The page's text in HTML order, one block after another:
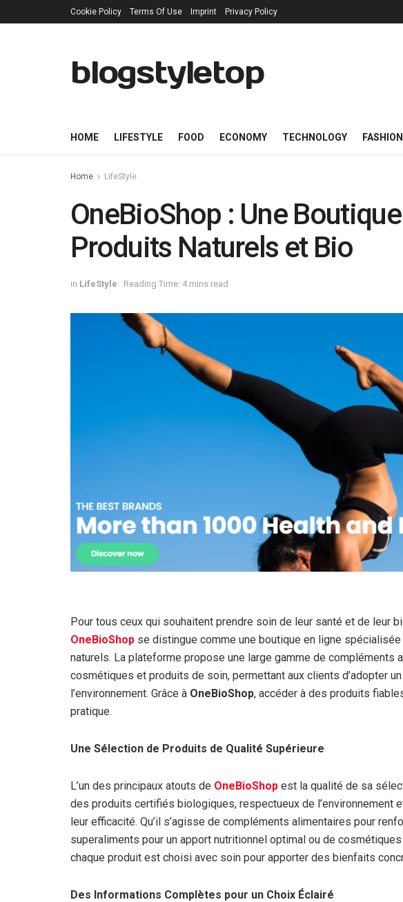
Cookie Policy Terms Of Use Imprint Privacy Policy
blogstyletop
HOME LIFESTYLE FOOD ECONOMY TECHNOLOGY FASHION
Home LifeStyle
OneBioShop : Une
Produits Naturels et Bio
in LifeStyle Reading Time: 4 mins read
Pour tous ceux qui souhaitent prendre soin de leur santé et de leur
OneBioShop se distingue comme une boutique en ligne
naturels. La plateforme propose une large gamme de compléments
cosmétiques et produits de soin, permettant aux clients d’adopter
l’environnement. Grâce à OneBioShop, accéder à des produits
pratique.
Une Sélection de Produits de Qualité Supérieure
L’un des principaux atouts de OneBioShop est la qualité de sa
des produits certifiés biologiques, respectueux de l’environnement
leur efficacité. Qu’il s’agisse de compléments alimentaires pour
superaliments pour un apport nutritionnel optimal ou de
chaque produit est choisi avec soin pour apporter des bienfaits
Des Informations Complètes pour un Choix Éclairé